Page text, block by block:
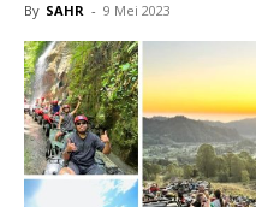
By SAHR - 9 Mei 2023